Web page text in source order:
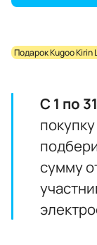
Подарок Kugoo Kirin
С 1 по
сумму